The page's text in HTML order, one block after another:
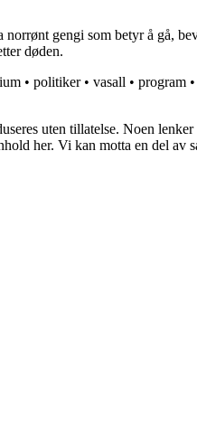
gengi som betyr å gå,
døden.
• politiker• vasall • program •
uten tillatelse. Noen
her. Vi kan motta en del av